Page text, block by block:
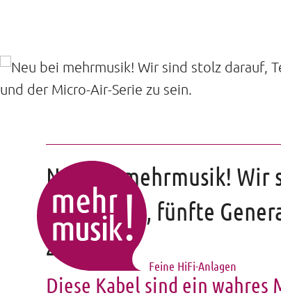
Feine HiFi-Anlagen
Neu bei mehrmusik! Wir
brandneue, fünfte
zu sein.
Diese Kabel sind ein